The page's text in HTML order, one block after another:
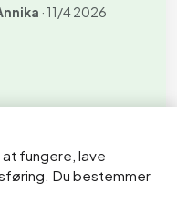
· 11/4 2026
fungere, lave
Du bestemmer